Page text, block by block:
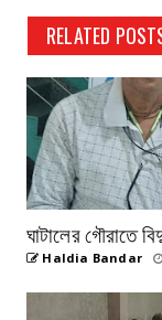
RELATED
ঘাটালের গৌরাতে
Haldia Bandar